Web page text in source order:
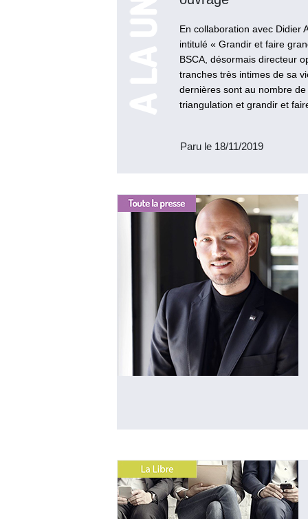
En collaboration avec Didier
intitulé « Grandir et faire
BSCA, désormais directeur
tranches très intimes de sa
dernières sont au nombre
triangulation et grandir et
Paru le 18/11/2019